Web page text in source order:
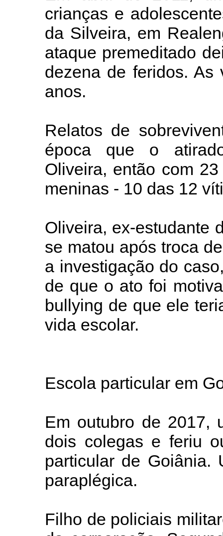
crianças e
da Silveira, em
ataque premeditado
dezena de feridos.
anos.
Relatos de
época que o
Oliveira, então com
meninas - 10 das 12
Oliveira, ex-estudante
se matou após troca
a investigação do
de que o ato foi
bullying de que ele
vida escolar.
Escola particular em
Em outubro de 2017,
dois colegas e feriu
particular de Goiânia.
paraplégica.
Filho de policiais